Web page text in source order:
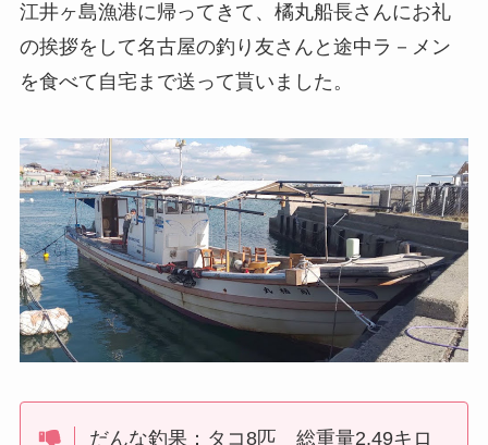
江井ヶ島漁港に帰ってきて、橘丸船長さんにお礼
の挨拶をして名古屋の釣り友さんと途中ラ－メン
を食べて自宅まで送って貰いました。
だんな釣果：タコ8匹 総重量2.49キロ